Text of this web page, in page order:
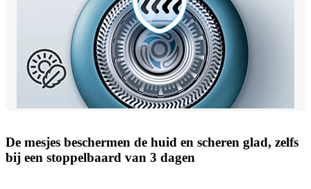
De mesjes beschermen de huid en scheren glad, zelfs
bij een stoppelbaard van 3 dagen